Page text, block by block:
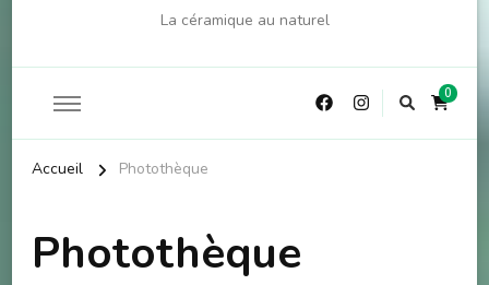
La céramique au naturel
0
Accueil Photothèque
Photothèque